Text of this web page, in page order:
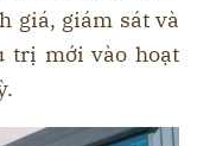
giá, giám sát và
trị mới vào hoạt